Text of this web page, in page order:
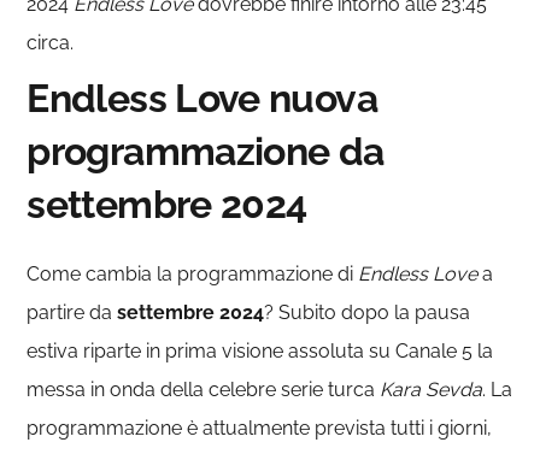
circa.
Endless Love nuova
programmazione da
settembre 2024
Come cambia la programmazione di Endless Lovea
partire dasettembre 2024? Subito dopo la pausa
estiva riparte in prima visione assoluta su Canale 5 la
messa in onda della celebre serie turca Kara Sevda. La
programmazione è attualmente prevista tutti i giorni,